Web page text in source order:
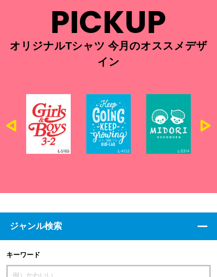
PICKUP
オリジナルTシャツ 今月のオススメデザ
イン
ジャンル検索
キーワード